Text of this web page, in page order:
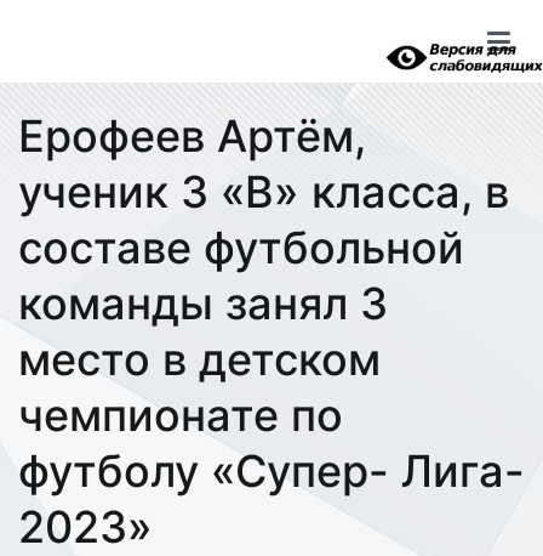
Ерофеев Артём,
ученик 3 «В» класса, в
составе футбольной
команды занял 3
место в детском
чемпионате по
футболу «Супер- Лига-
2023»